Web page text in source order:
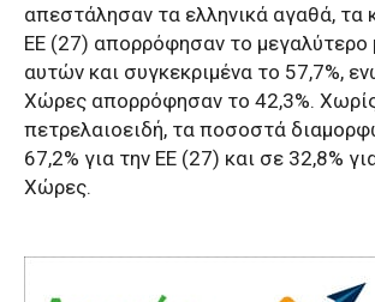
απεστάλησαν τα ελληνικά αγαθά, τα
ΕΕ (27) απορρόφησαν το μεγαλύτερο
αυτών και συγκεκριμένα το 57,7%,
Χώρες απορρόφησαν το 42,3%.
πετρελαιοειδή, τα ποσοστά
67,2% για την ΕΕ (27) και σε 32,8%
Χώρες.